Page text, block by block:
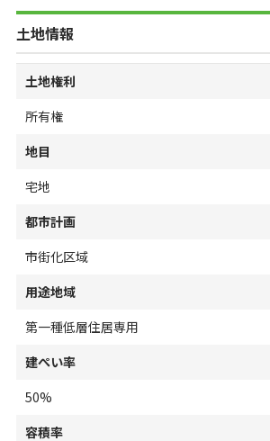
土地情報
土地権利
所有権
地目
宅地
都市計画
市街化区域
用途地域
第一種低層住居専用
建ぺい率
50%
容積率